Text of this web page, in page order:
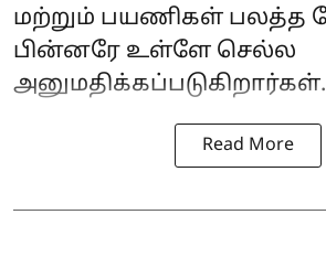
மற்றும் பயணிகள் பலத்த
பின்னரே உள்ளே செல்ல
அனுமதிக்கப்படுகிறார்கள்.
Read More